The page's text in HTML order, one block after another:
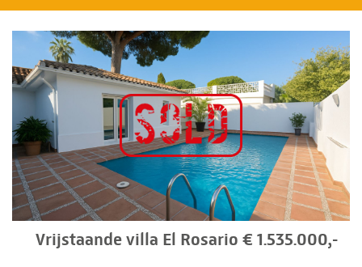
Vrijstaande villa El Rosario € 1.535.000,-